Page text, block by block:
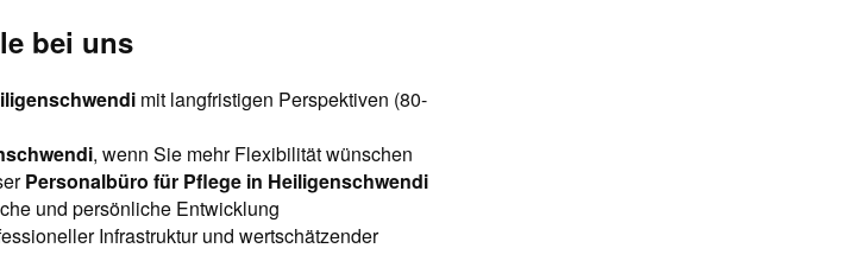
bei uns
mit langfristigen Perspektiven (80-
, wenn Sie mehr Flexibilität wünschen
Personalbüro für Pflege in Heiligenschwendi
und persönliche Entwicklung
Infrastruktur und wertschätzender